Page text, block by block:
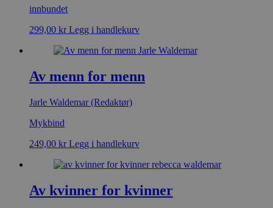
innbundet
299,00 kr Legg i handlekurv
Av menn for menn
Jarle Waldemar (Redaktør)
Mykbind
249,00 kr Legg i handlekurv
Av kvinner for kvinner